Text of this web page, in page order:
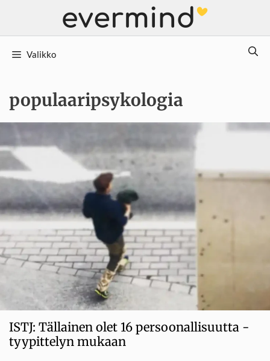
Valikko
populaaripsykologia
ISTJ: Tällainen olet 16 persoonallisuutta -
tyypittelyn mukaan